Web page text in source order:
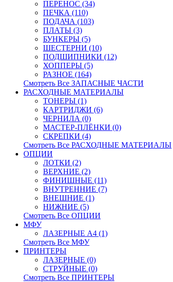
ПЕРЕНОС (34)
ПЕЧКА (110)
ПОДАЧА (103)
ПЛАТЫ (3)
БУНКЕРЫ (5)
ШЕСТЕРНИ (10)
ПОДШИПНИКИ (12)
ХОППЕРЫ (5)
РАЗНОЕ (164)
Смотреть Все ЗАПАСНЫЕ ЧАСТИ
РАСХОДНЫЕ МАТЕРИАЛЫ
ТОНЕРЫ (1)
КАРТРИДЖИ (6)
ЧЕРНИЛА (0)
МАСТЕР-ПЛЁНКИ (0)
СКРЕПКИ (4)
Смотреть Все РАСХОДНЫЕ МАТЕРИАЛЫ
ОПЦИИ
ЛОТКИ (2)
ВЕРХНИЕ (2)
ФИНИШНЫЕ (11)
ВНУТРЕННИЕ (7)
ВНЕШНИЕ (1)
НИЖНИЕ (5)
Смотреть Все ОПЦИИ
МФУ
ЛАЗЕРНЫЕ A4 (1)
Смотреть Все МФУ
ПРИНТЕРЫ
ЛАЗЕРНЫЕ (0)
СТРУЙНЫЕ (0)
Смотреть Все ПРИНТЕРЫ